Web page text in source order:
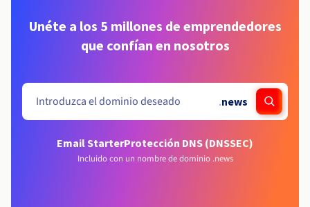
Unéte a los 5 millones de emprendedores
que confían en nosotros
.news
Email StarterProtección DNS (DNSSEC)
Incluido con un nombre de dominio .news